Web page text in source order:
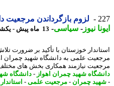
لزوم بازگرداندن مرجعیت
نیوز-سیاسی-13 ماه پیش - یکشنبه 8 تیر 1404، 14:46
خوزستان با تأکید بر ضرورت تلاش
علمی به دانشگاه شهید چمران اهواز
نیازمند همکاری بخش های مختلف
شهید چمران اهواز -دانشگاه شهید
چمران- مرجعیت علمی-استاندار